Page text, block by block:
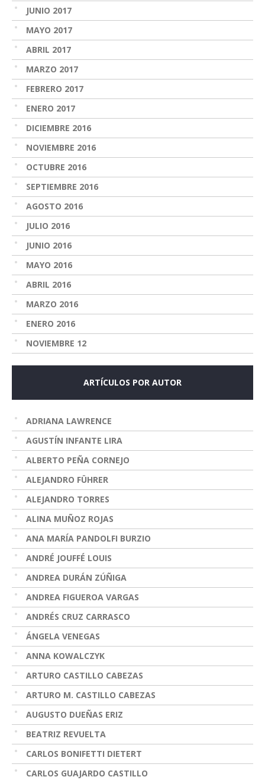
JUNIO 2017
MAYO 2017
ABRIL 2017
MARZO 2017
FEBRERO 2017
ENERO 2017
DICIEMBRE 2016
NOVIEMBRE 2016
OCTUBRE 2016
SEPTIEMBRE 2016
AGOSTO 2016
JULIO 2016
JUNIO 2016
MAYO 2016
ABRIL 2016
MARZO 2016
ENERO 2016
NOVIEMBRE 12
ARTÍCULOS POR AUTOR
ADRIANA LAWRENCE
AGUSTÍN INFANTE LIRA
ALBERTO PEÑA CORNEJO
ALEJANDRO FÜHRER
ALEJANDRO TORRES
ALINA MUÑOZ ROJAS
ANA MARÍA PANDOLFI BURZIO
ANDRÉ JOUFFÉ LOUIS
ANDREA DURÁN ZÚÑIGA
ANDREA FIGUEROA VARGAS
ANDRÉS CRUZ CARRASCO
ÁNGELA VENEGAS
ANNA KOWALCZYK
ARTURO CASTILLO CABEZAS
ARTURO M. CASTILLO CABEZAS
AUGUSTO DUEÑAS ERIZ
BEATRIZ REVUELTA
CARLOS BONIFETTI DIETERT
CARLOS GUAJARDO CASTILLO